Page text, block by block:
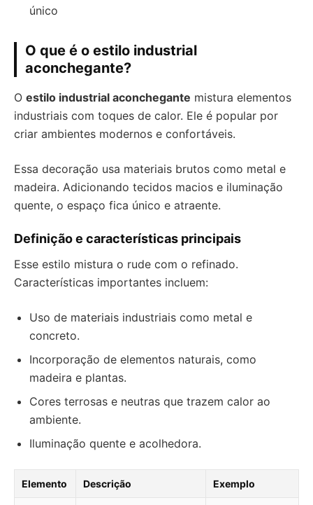
único
O que é o estilo industrial
aconchegante?
O estilo industrial aconchegante mistura elementos
industriais com toques de calor. Ele é popular por
criar ambientes modernos e confortáveis.
Essa decoração usa materiais brutos como metal e
madeira. Adicionando tecidos macios e iluminação
quente, o espaço fica único e atraente.
Definição e características principais
Esse estilo mistura o rude com o refinado.
Características importantes incluem:
Uso de materiais industriais como metal e
concreto.
Incorporação de elementos naturais, como
madeira e plantas.
Cores terrosas e neutras que trazem calor ao
ambiente.
Iluminação quente e acolhedora.
Elemento Descrição Exemplo